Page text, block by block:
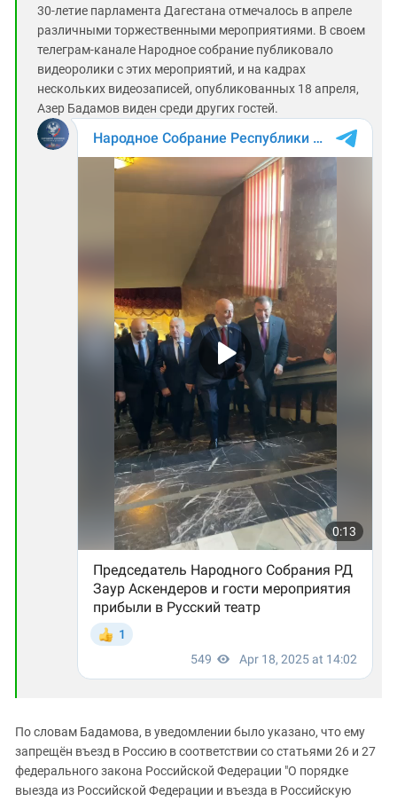
30-летие парламента Дагестана отмечалось в апреле
различными торжественными мероприятиями. В своем
телеграм-канале Народное собрание публиковало
видеоролики с этих мероприятий, и на кадрах
нескольких видеозаписей, опубликованных 18 апреля,
Азер Бадамов виден среди других гостей.
По словам Бадамова, в уведомлении было указано, что ему
запрещён въезд в Россию в соответствии со статьями 26 и 27
федерального закона Российской Федерации "О порядке
выезда из Российской Федерации и въезда в Российскую